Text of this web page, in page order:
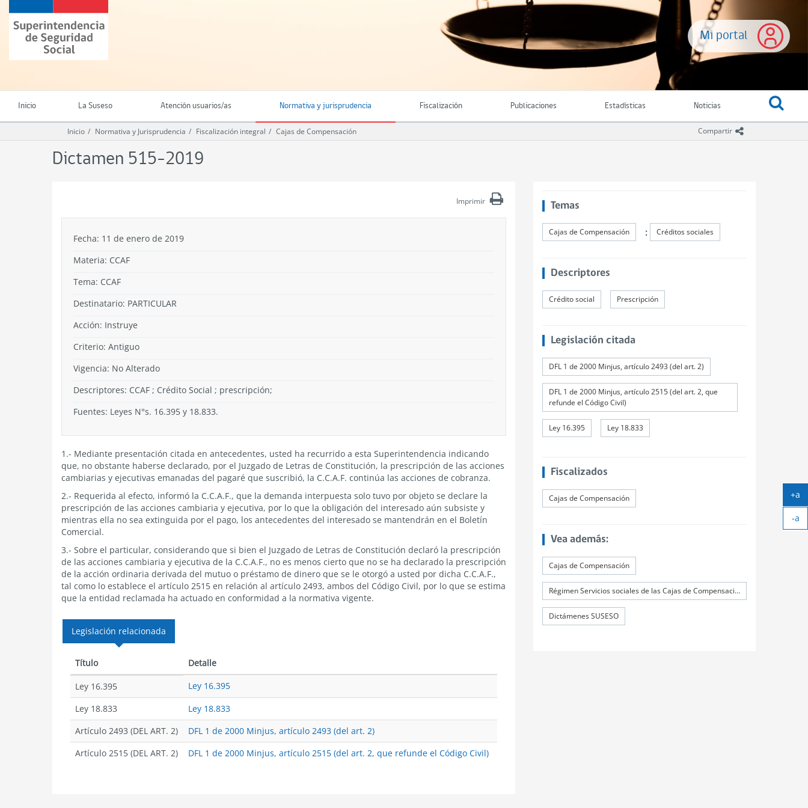
contenido
principal
Mi portal
Superintendencia
de
Seguridad
(SUSESO)
Chile
Inicio La Suseso Atención usuarios/as Normativa y jurisprudencia Fiscalización Publicaciones Estadísticas Noticias
Compartir icono compartir
Inicio Normativa y Jurisprudencia Fiscalización integral Cajas de Compensación
Dictamen 515-2019
Imprimir
Fecha: 11 de enero de 2019
Materia: CCAF
Tema: CCAF
Destinatario: PARTICULAR
Acción: Instruye
Criterio: Antiguo
Vigencia: No Alterado
Descriptores: CCAF ; Crédito Social ; prescripción;
Fuentes: Leyes N°s. 16.395 y 18.833.
1.- Mediante presentación citada en antecedentes, usted ha recurrido a esta Superintendencia indicando
que, no obstante haberse declarado, por el Juzgado de Letras de Constitución, la prescripción de las acciones
cambiarias y ejecutivas emanadas del pagaré que suscribió, la C.C.A.F. continúa las acciones de cobranza.
2.- Requerida al efecto, informó la C.C.A.F., que la demanda interpuesta solo tuvo por objeto se declare la
prescripción de las acciones cambiaria y ejecutiva, por lo que la obligación del interesado aún subsiste y
mientras ella no sea extinguida por el pago, los antecedentes del interesado se mantendrán en el Boletín
Comercial.
3.- Sobre el particular, considerando que si bien el Juzgado de Letras de Constitución declaró la prescripción
de las acciones cambiaria y ejecutiva de la C.C.A.F., no es menos cierto que no se ha declarado la prescripción
de la acción ordinaria derivada del mutuo o préstamo de dinero que se le otorgó a usted por dicha C.C.A.F.,
tal como lo establece el artículo 2515 en relación al artículo 2493, ambos del Código Civil, por lo que se estima
que la entidad reclamada ha actuado en conformidad a la normativa vigente.
Legislación relacionada
Título Detalle
Ley 16.395
Ley 16.395
Ley 18.833
Ley 18.833
Artículo 2493 (DEL ART. 2)
DFL 1 de 2000 Minjus, artículo 2493 (del art. 2)
Artículo 2515 (DEL ART. 2)
DFL 1 de 2000 Minjus, artículo 2515 (del art. 2, que refunde el Código Civil)
Temas
Cajas de Compensación : Créditos sociales
Descriptores
Crédito social Prescripción
Legislación citada
DFL 1 de 2000 Minjus, artículo 2493 (del art. 2)
DFL 1 de 2000 Minjus, artículo 2515 (del art. 2, que
refunde el Código Civil)
Ley 16.395 Ley 18.833
Fiscalizados
Cajas de Compensación
Vea además:
Cajas de Compensación
Régimen Servicios sociales de las Cajas de Compensación
Dictámenes SUSESO
+a
-a